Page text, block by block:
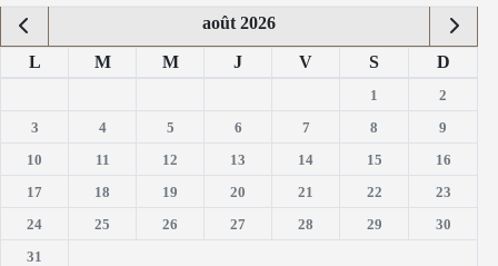
août 2026
L M M J V S D
1
2
3
4 5 6 7 8
9
10
11 12 13 14 15
16
17
18 19 20 21 22
23
24
25 26 27 28 29
30
31